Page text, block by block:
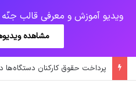
ویدیو آموزش و معرفی قالب جنّه به
مشاهده